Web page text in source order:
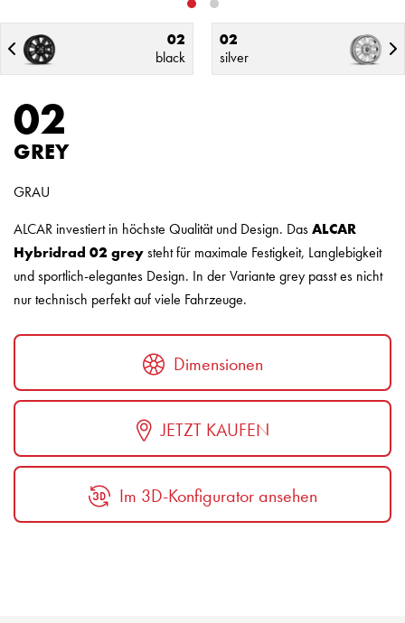
02
black
02
silver
02
GREY
GRAU
ALCAR investiert in höchste Qualität und Design. DasALCAR
Hybridrad 02 greysteht für maximale Festigkeit, Langlebigkeit
und sportlich-elegantes Design. In der Variante grey passt es nicht
nur technisch perfekt auf viele Fahrzeuge.
Dimensionen
JETZT KAUFEN
Im 3D-Konfigurator ansehen